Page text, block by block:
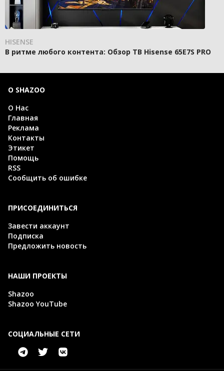
HISENSE
В ритме любого контента: Обзор ТВ Hisense 65E7S PRO
О SHAZOO
О Нас
Главная
Реклама
Контакты
Этикет
Помощь
RSS
Сообщить об ошибке
ПРИСОЕДИНИТЬСЯ
Завести аккаунт
Подписка
Предложить новость
НАШИ ПРОЕКТЫ
Shazoo
Shazoo YouTube
СОЦИАЛЬНЫЕ СЕТИ